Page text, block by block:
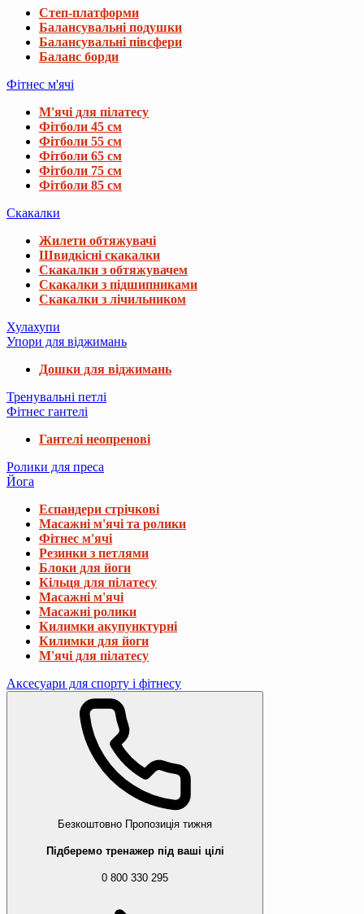
Степ-платформи
Балансувальні подушки
Балансувальні півсфери
Баланс борди
Фітнес м'ячі
М'ячі для пілатесу
Фітболи 45 см
Фітболи 55 см
Фітболи 65 см
Фітболи 75 см
Фітболи 85 см
Скакалки
Жилети обтяжувачі
Швидкісні скакалки
Скакалки з обтяжувачем
Скакалки з підшипниками
Скакалки з лічильником
Хулахупи
Упори для віджимань
Дошки для віджимань
Тренувальні петлі
Фітнес гантелі
Гантелі неопренові
Ролики для преса
Йога
Еспандери стрічкові
Масажні м'ячі та ролики
Фітнес м'ячі
Резинки з петлями
Блоки для йоги
Кільця для пілатесу
Масажні м'ячі
Масажні ролики
Килимки акупунктурні
Килимки для йоги
М'ячі для пілатесу
Аксесуари для спорту і фітнесу
Безкоштовно Пропозиція тижня
Підберемо тренажер під ваші цілі
0 800 330 295